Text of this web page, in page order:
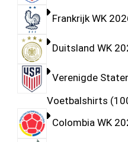
Frankrijk WK
Duitsland WK
Verenigde
Voetbalshirts
Colombia WK